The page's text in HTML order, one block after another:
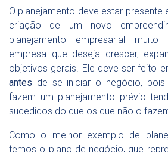
O planejamento deve estar presente
criação de um novo
planejamento empresarial
empresa que deseja crescer,
objetivos gerais. Ele deve ser feito
antes de se iniciar o negócio,
fazem um planejamento prévio
sucedidos do que os que não o
Como o melhor exemplo de
temos o plano de negócio, que